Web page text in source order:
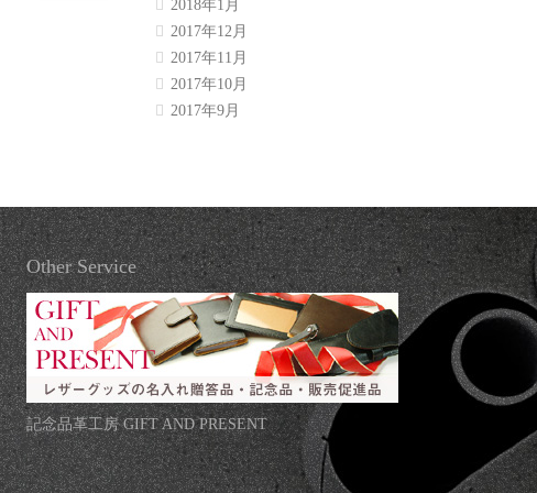
2018年1月
2017年12月
2017年11月
2017年10月
2017年9月
Other Service
記念品革工房 GIFT AND PRESENT